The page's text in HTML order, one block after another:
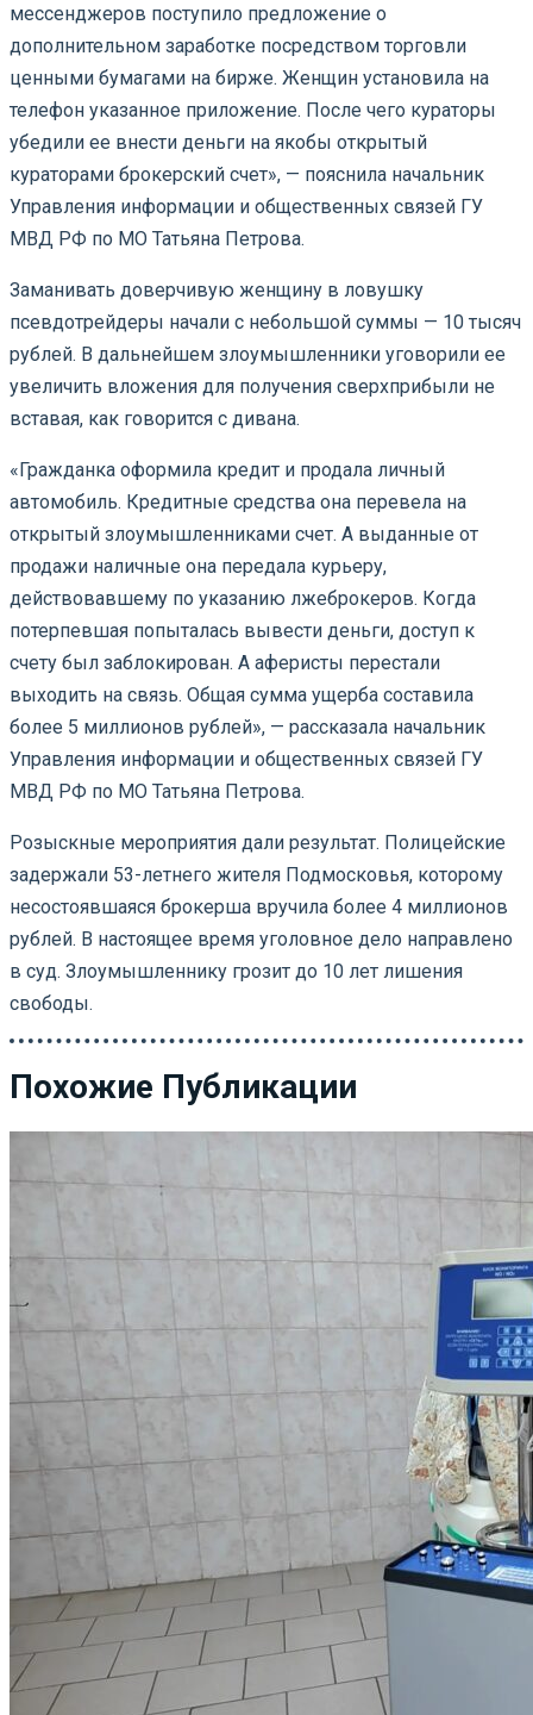
мессенджеров поступило предложение о
дополнительном заработке посредством торговли
ценными бумагами на бирже. Женщин установила на
телефон указанное приложение. После чего кураторы
убедили ее внести деньги на якобы открытый
кураторами брокерский счет», — пояснила начальник
Управления информации и общественных связей ГУ
МВД РФ по МО Татьяна Петрова.
Заманивать доверчивую женщину в ловушку
псевдотрейдеры начали с небольшой суммы — 10 тысяч
рублей. В дальнейшем злоумышленники уговорили ее
увеличить вложения для получения сверхприбыли не
вставая, как говорится с дивана.
«Гражданка оформила кредит и продала личный
автомобиль. Кредитные средства она перевела на
открытый злоумышленниками счет. А выданные от
продажи наличные она передала курьеру,
действовавшему по указанию лжеброкеров. Когда
потерпевшая попыталась вывести деньги, доступ к
счету был заблокирован. А аферисты перестали
выходить на связь. Общая сумма ущерба составила
более 5 миллионов рублей», — рассказала начальник
Управления информации и общественных связей ГУ
МВД РФ по МО Татьяна Петрова.
Розыскные мероприятия дали результат. Полицейские
задержали 53-летнего жителя Подмосковья, которому
несостоявшаяся брокерша вручила более 4 миллионов
рублей. В настоящее время уголовное дело направлено
в суд. Злоумышленнику грозит до 10 лет лишения
свободы.
Похожие Публикации